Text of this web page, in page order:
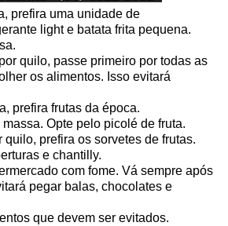
prefira uma unidade de
light e batata frita pequena.
quilo, passe primeiro por todas as
os alimentos. Isso evitará
prefira frutas da época.
Opte pelo picolé de fruta.
quilo, prefira os sorvetes de frutas.
e chantilly.
com fome. Vá sempre após
pegar balas, chocolates e
que devem ser evitados.